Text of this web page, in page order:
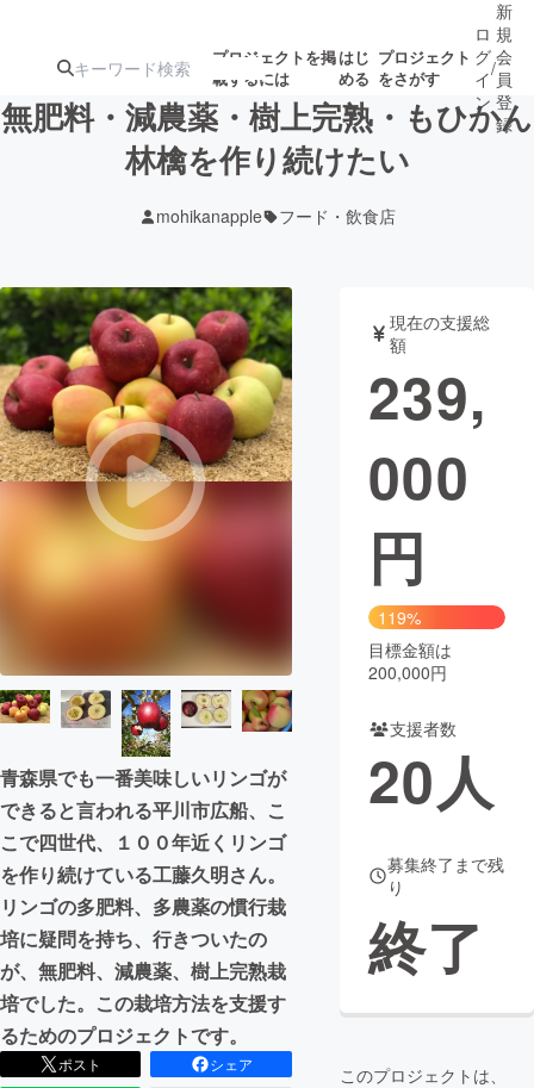
プロジェクトを掲
載するには
はじ
める
プロジェクト
をさがす
ターン
ジェクト
募集終了が近いプ
ロジェクト
アート・写真 音楽
テクノロジー・ガジェット ゲーム・サ
映像・映画
ビジネス・起業
まちづくり・地域活性化
CAMPFIRE for Social Good CAMPFIRE Creation
CAMPFIREふるさと納税machi-ya コミュニティ
ロ
グ
イ
ン
/
新
規
会
員
登
録
無肥料・減農薬・樹上完熟・もひかん
林檎を作り続けたい
mohikanapple フード・飲食店
青森県でも一番美味しいリンゴが
できると言われる平川市広船、こ
こで四世代、１００年近くリンゴ
を作り続けている工藤久明さん。
リンゴの多肥料、多農薬の慣行栽
培に疑問を持ち、行きついたの
が、無肥料、減農薬、樹上完熟栽
培でした。この栽培方法を支援す
るためのプロジェクトです。
ポスト
シェア
現在の支援総
額
239,
000
円
119%
目標金額は
200,000円
支援者数
20人
募集終了まで残
り
終了
このプロジェクトは、